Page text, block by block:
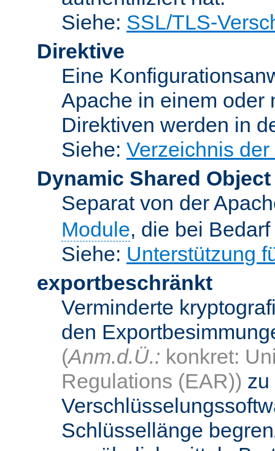
Siehe: SSL/TLS-
Direktive
Eine
Apache in einem oder
Direktiven werden in
Siehe: Verzeichnis
Dynamic Shared Object
Separat von der
Module, die bei
Siehe: Unterstützung
exportbeschränkt
Verminderte
den
(Anm.d.Ü.: konkret:
Regulations (EAR)) zu
Schlüssellänge